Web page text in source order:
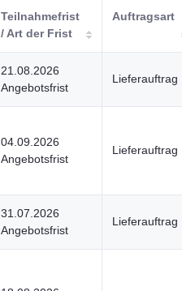
Teilnahmefrist
/ Art der Frist
Auftragsart
21.08.2026
Angebotsfrist
Lieferauftrag
04.09.2026
Angebotsfrist
Lieferauftrag
31.07.2026
Angebotsfrist
Lieferauftrag